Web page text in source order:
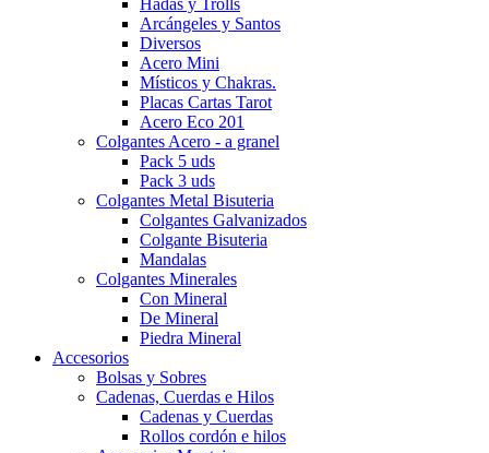
Hadas y Trolls
Arcángeles y Santos
Diversos
Acero Mini
Místicos y Chakras.
Placas Cartas Tarot
Acero Eco 201
Colgantes Acero - a granel
Pack 5 uds
Pack 3 uds
Colgantes Metal Bisuteria
Colgantes Galvanizados
Colgante Bisuteria
Mandalas
Colgantes Minerales
Con Mineral
De Mineral
Piedra Mineral
Accesorios
Bolsas y Sobres
Cadenas, Cuerdas e Hilos
Cadenas y Cuerdas
Rollos cordón e hilos